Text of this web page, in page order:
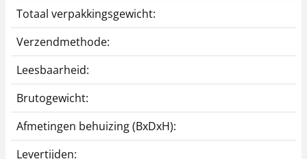
Klem SAUTER AE 03
288,00 €
348,48 € incl. btw.
Klem SAUTER AE 04
220,50 €
Totaal verpakkingsgewicht:
Verzendmethode:
Leesbaarheid:
Brutogewicht:
Afmetingen behuizing (BxDxH):
Levertijden: